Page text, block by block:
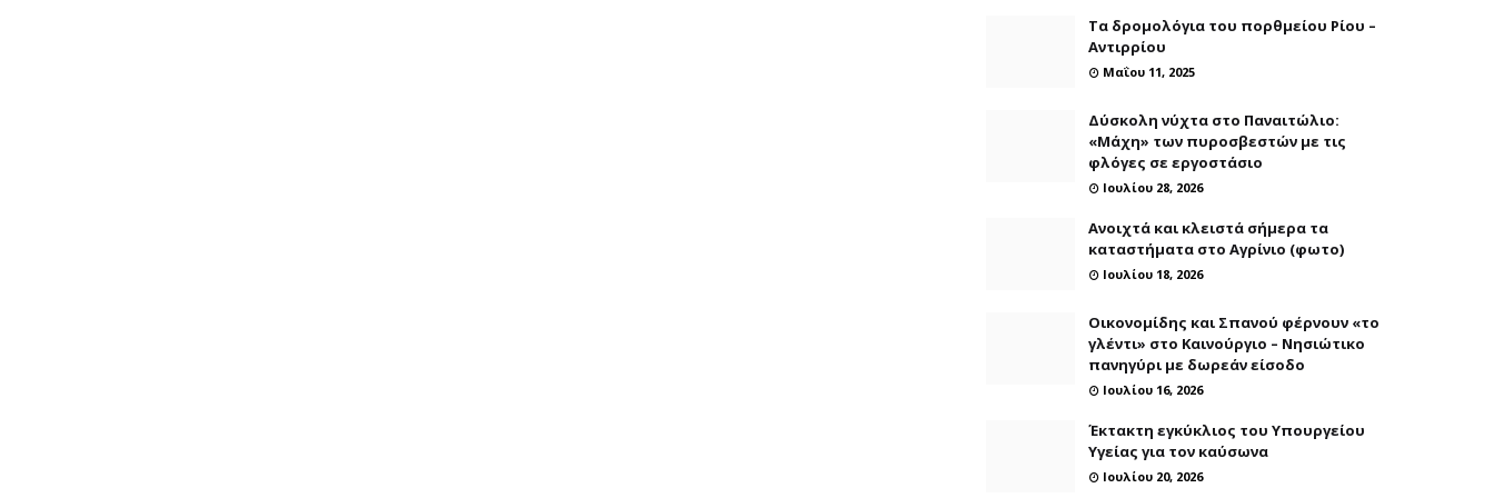
Τα δρομολόγια του πορθμείου Ρίου –
Αντιρρίου
Μαΐου 11, 2025
Δύσκολη νύχτα στο Παναιτώλιο:
«Μάχη» των πυροσβεστών με τις
φλόγες σε εργοστάσιο
Ιουλίου 28, 2026
Ανοιχτά και κλειστά σήμερα τα
καταστήματα στο Αγρίνιο (φωτο)
Ιουλίου 18, 2026
Οικονομίδης και Σπανού φέρνουν «το
γλέντι» στο Καινούργιο – Νησιώτικο
πανηγύρι με δωρεάν είσοδο
Ιουλίου 16, 2026
Έκτακτη εγκύκλιος του Υπουργείου
Υγείας για τον καύσωνα
Ιουλίου 20, 2026